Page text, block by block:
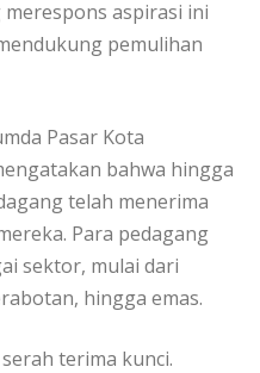
aspirasi ini
pemulihan
Pasar Kota
bahwa hingga
telah menerima
Para pedagang
sektor, mulai dari
hingga emas.
terima kunci.